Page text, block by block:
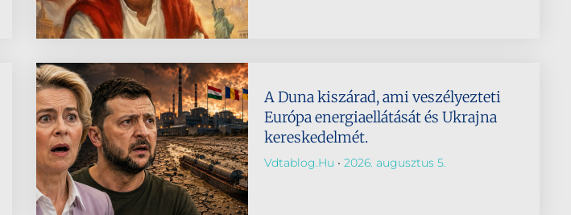
A Duna kiszárad, ami veszélyezteti
Európa energiaellátását és Ukrajna
kereskedelmét.
Vdtablog.hu 2026. augusztus 5.